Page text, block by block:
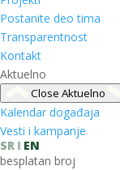
Postanite deo tima
Transparentnost
Kontakt
Aktuelno
Close Aktuelno
Kalendar događaja
Vesti i kampanje
SR
EN
besplatan broj